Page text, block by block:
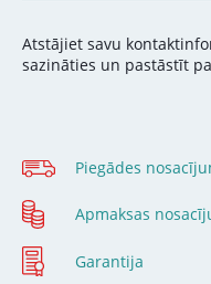
Atstājiet savu
sazināties un pastāstīt
Piegādes
Apmaksas
Garantija